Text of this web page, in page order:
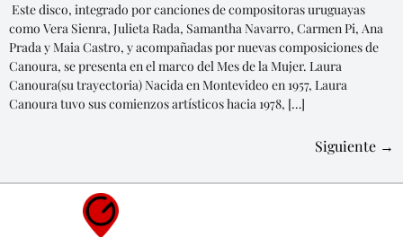
Este disco, integrado por canciones de compositoras uruguayas
como Vera Sienra, Julieta Rada, Samantha Navarro, Carmen Pi, Ana
Prada y Maia Castro, y acompañadas por nuevas composiciones de
Canoura, se presenta en el marco del Mes de la Mujer. Laura
Canoura(su trayectoria) Nacida en Montevideo en 1957, Laura
Canoura tuvo sus comienzos artísticos hacia 1978, […]
Siguiente →